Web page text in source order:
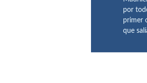
por
primer
que